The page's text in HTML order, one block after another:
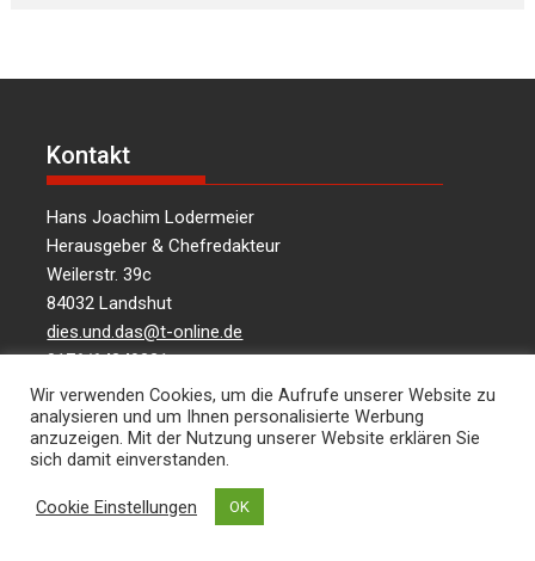
Kontakt
Hans Joachim Lodermeier
Herausgeber & Chefredakteur
Weilerstr. 39c
84032 Landshut
dies.und.das@t-online.de
0176/64349821
Über uns
Informationen aus Politik – Wirtschaft – Kultur –
Wir verwenden Cookies, um die Aufrufe unserer Website zu
analysieren und um Ihnen personalisierte Werbung
anzuzeigen. Mit der Nutzung unserer Website erklären Sie
sich damit einverstanden.
Cookie Einstellungen OK